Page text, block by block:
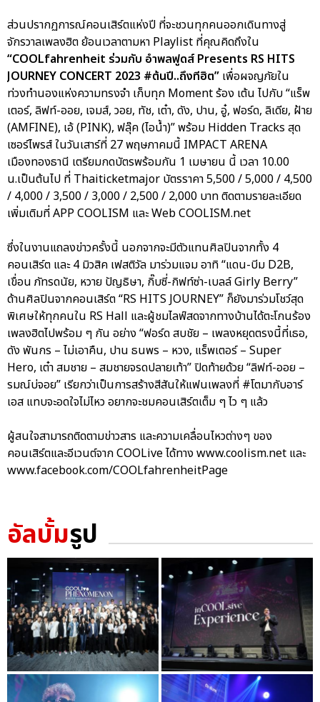
ส่วนปรากฏการณ์คอนเสิร์ตแห่งปี ที่จะชวนทุกคนออกเดินทางสู่
จักรวาลเพลงฮิต ย้อนเวลาตามหา Playlist ที่คุณคิดถึงใน
“COOLfahrenheit ร่วมกับ อำพลฟูดส์ Presents RS HITS
JOURNEY CONCERT 2023 #ต้นปี..ถึงทีฮิต” เพื่อผจญภัยใน
ท่วงทำนองแห่งความทรงจำ เก็บทุก Moment ร้อง เต้น ไปกับ “แร็พ
เตอร์, ลิฟท์-ออย, เจมส์, วอย, ทัช, เต๋า, ดัง, ปาน, อู๋, ฟอร์ด, ลิเดีย, ฝ้าย
(AMFINE), เอ้ (PINK), ฟลุ๊ค (ไอน้ำ)” พร้อม Hidden Tracks สุด
เซอร์ไพรส์ ในวันเสาร์ที่ 27 พฤษภาคมนี้ IMPACT ARENA
เมืองทองธานี เตรียมกดบัตรพร้อมกัน 1 เมษายน นี้ เวลา 10.00
น.เป็นต้นไป ที่ Thaiticketmajor บัตรราคา 5,500 / 5,000 / 4,500
/ 4,000 / 3,500 / 3,000 / 2,500 / 2,000 บาท ติดตามรายละเอียด
เพิ่มเติมที่ APP COOLISM และ Web COOLISM.net
ซึ่งในงานแถลงข่าวครั้งนี้ นอกจากจะมีตัวแทนศิลปินจากทั้ง 4
คอนเสิร์ต และ 4 มิวสิค เฟสติวัล มาร่วมแจม อาทิ “แดน-บีม D2B,
เขื่อน ภัทรดนัย, หวาย ปัญธิษา, กิ๊บซี่-กิฟท์ซ่า-เบลล์ Girly Berry”
ด้านศิลปินจากคอนเสิร์ต “RS HITS JOURNEY” ก็ยังมาร่วมโชว์สุด
พิเศษให้ทุกคนใน RS Hall และผู้ชมไลฟ์สดจากทางบ้านได้ตะโกนร้อง
เพลงฮิตไปพร้อม ๆ กัน อย่าง “ฟอร์ด สบชัย – เพลงหยุดตรงนี้ที่เธอ,
ดัง พันกร – ไม่เอาคืน, ปาน ธนพร – หวง, แร็พเตอร์ – Super
Hero, เต๋า สมชาย – สมชายจรดปลายเท้า” ปิดท้ายด้วย “ลิฟท์-ออย –
รมณ์บ่จอย” เรียกว่าเป็นการสร้างสีสันให้แฟนเพลงที่ #โตมากับอาร์
เอส แทบจะอดใจไม่ไหว อยากจะชมคอนเสิร์ตเต็ม ๆ ไว ๆ แล้ว
ผู้สนใจสามารถติดตามข่าวสาร และความเคลื่อนไหวต่างๆ ของ
คอนเสิร์ตและอีเวนต์จาก COOLive ได้ทาง www.coolism.net และ
www.facebook.com/COOLfahrenheitPage
อัลบั้มรูป